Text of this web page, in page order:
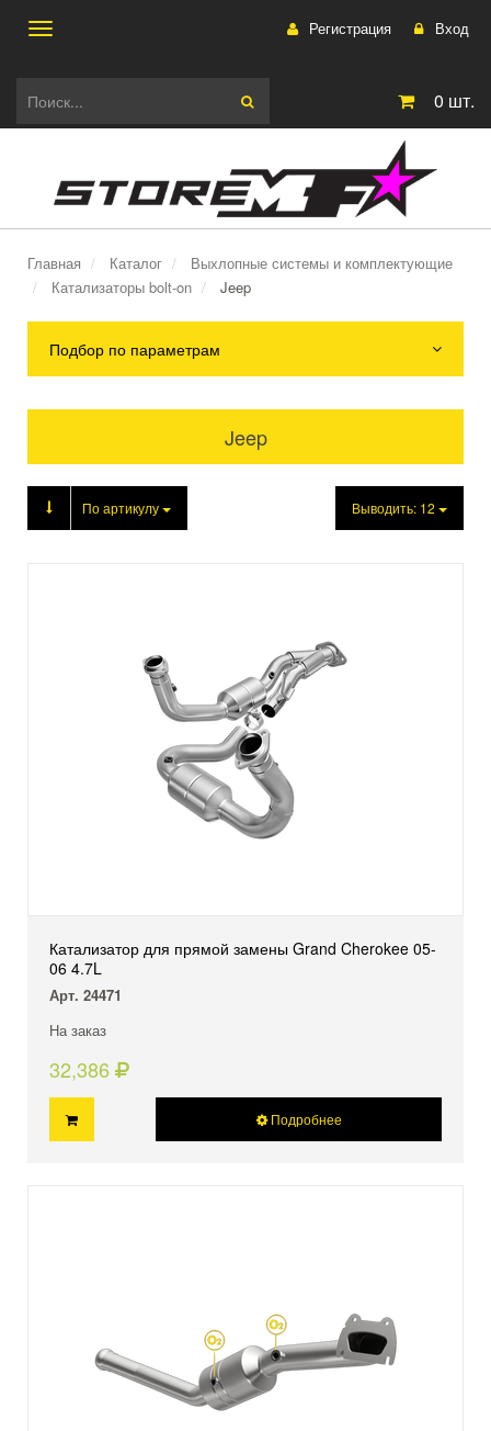
Регистрация Вход
0 шт.
Главная Каталог
Выхлопные системы и комплектующие
Катализаторы bolt-on
Jeep
Подбор по параметрам
Jeep
Продукция
По артикулу Выводить: 12
Катализатор для прямой замены Grand Cherokee 05-
06 4.7L
Арт. 24471
На заказ
32,386
Подробнее